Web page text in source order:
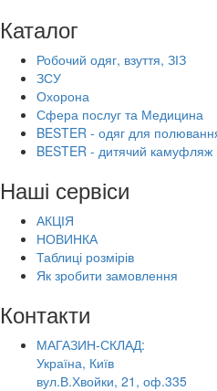
Каталог
Робочий одяг, взуття, ЗІЗ
ЗСУ
Охорона
Сфера послуг та Медицина
BESTER - одяг для
BESTER - дитячий камуфляж
Наші сервіси
АКЦІЯ
НОВИНКА
Таблиці розмірів
Як зробити замовлення
Контакти
МАГАЗИН-СКЛАД:
Україна, Київ
вул.В.Хвойки, 21, оф.335